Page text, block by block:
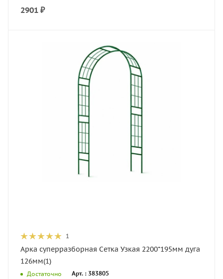
2901 ₽
1
Арка суперразборная Сетка Узкая 2200*195мм дуга
126мм(1)
Достаточно Арт. : 383805